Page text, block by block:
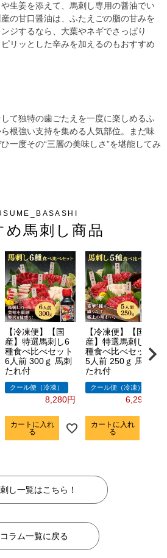
生姜を添えて、馬刺し専用の醤油でい
の甘口醤油は、ふたえごの脂の甘みを
ジするなら、大葉やネギでさっぱり
リッとした辛みを加えるのもおすすめ
て独特の歯ごたえを一度に楽しめるふ
根強い支持を集める人気部位。まだ味
一度その“三層の美味しさ”を堪能してみ
め馬刺し商品
【冷凍便】【国
産】特選馬刺し6
種食べ比べセット
6人前 300ｇ 馬刺
たれ付
クール便（冷凍）
8,280
カートに入れ
る
【冷凍便】【国
産】特選馬刺し5
種食べ比べセット
5人前 250ｇ 馬刺
たれ付
クール便（冷凍）
6,290
カートに入れ
る
し一覧はこちら！
コラム一覧に戻る